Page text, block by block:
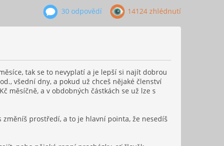
30 odpovědí 14124 zhlédnutí
tak se to nevyplatí a je lepší si najít dobrou
všední dny, a pokud už chceš nějaké členství
měsíčně, a v obdobných částkách se už lze s
prostředí, a to je hlavní pointa, že nesedíš